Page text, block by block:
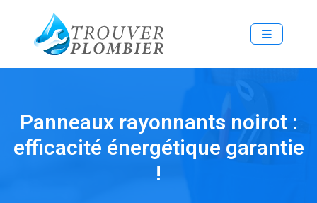
Panneaux rayonnants noirot :
efficacité énergétique garantie
!